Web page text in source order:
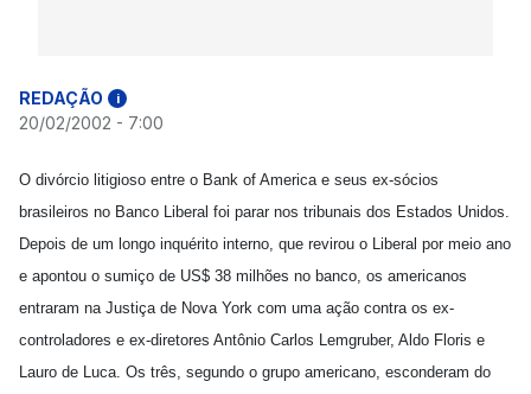
REDAÇÃO i
20/02/2002 - 7:00
O divórcio litigioso entre o Bank of America e seus ex-sócios
brasileiros no Banco Liberal foi parar nos tribunais dos Estados Unidos.
Depois de um longo inquérito interno, que revirou o Liberal por meio ano
e apontou o sumiço de US$ 38 milhões no banco, os americanos
entraram na Justiça de Nova York com uma ação contra os ex-
controladores e ex-diretores Antônio Carlos Lemgruber, Aldo Floris e
Lauro de Luca. Os três, segundo o grupo americano, esconderam do